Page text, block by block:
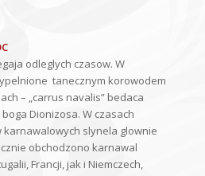
odleglych czasow. W
tanecznym korowodem
– „carrus navalis” bedaca
Dionizosa. W czasach
slynela glownie
obchodzono karnawal
Francji, jak i Niemczech,